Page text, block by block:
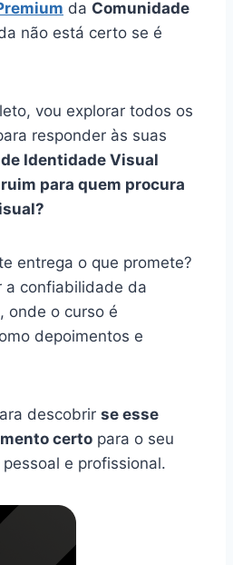
da Comunidade
não está certo se é
vou explorar todos os
responder às suas
Identidade Visual
para quem procura
entrega o que promete?
a confiabilidade da
onde o curso é
depoimentos e
descobrir se esse
certo para o seu
e profissional.